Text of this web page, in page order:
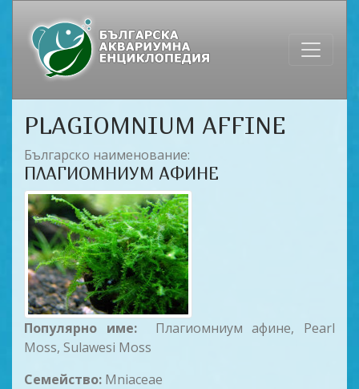
PLAGIOMNIUM AFFINE
Българско наименование:
ПЛАГИОМНИУМ АФИНЕ
Популярно име:Плагиомниум афине, Pearl
Moss, Sulawesi Moss
Семейство: Mniaceae